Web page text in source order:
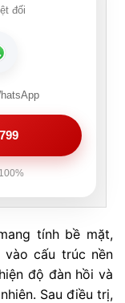
đối
tính bề mặt,
cấu trúc nền
độ đàn hồi và
Sau điều trị,